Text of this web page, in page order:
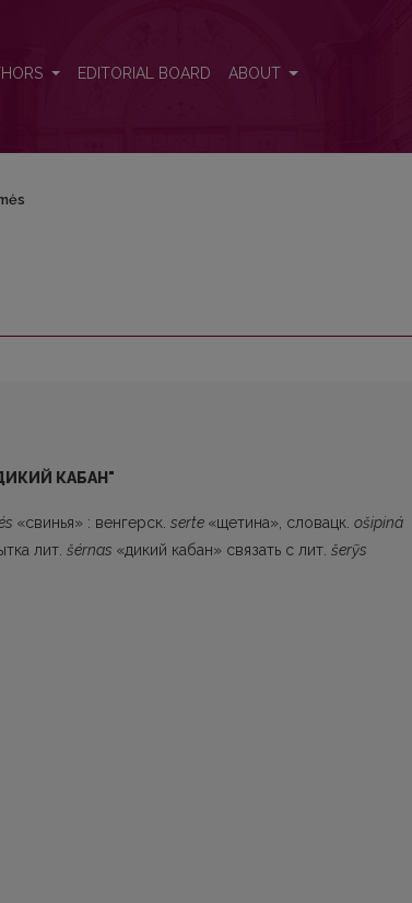
EDITORIAL BOARD ABOUT
КАБАН"
«свинья» : венгерск. serte «щетина», словацк. ošipiná
лит. šérnas «дикий кабан» связать с лит. šerỹs